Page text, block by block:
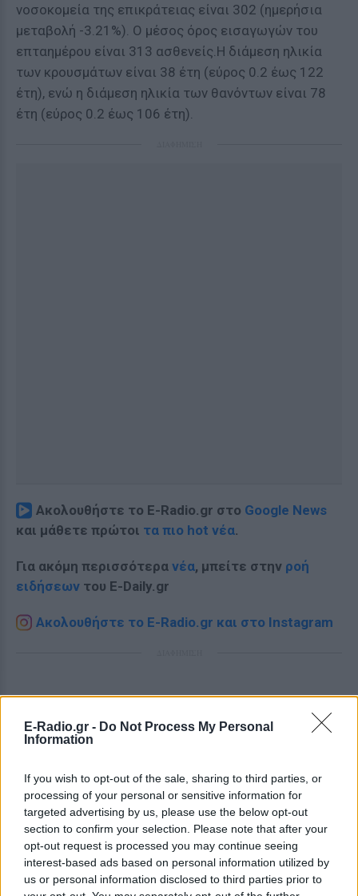
E-Radio.gr - Do Not Process My Personal
Information
If you wish to opt-out of the sale, sharing to third parties, or
processing of your personal or sensitive information for
targeted advertising by us, please use the below opt-out
section to confirm your selection. Please note that after your
opt-out request is processed you may continue seeing
interest-based ads based on personal information utilized by
us or personal information disclosed to third parties prior to
νοσοκομεία της επικράτειας είναι 302 (ημερήσια
μεταβολή -3.21%). Ο μέσος όρος εισαγωγών του
επταημέρου είναι 313 ασθενείς.Η διάμεση ηλικία
των κρουσμάτων είναι 38 έτη (εύρος 0.2 έως 122
έτη), ενώ η διάμεση ηλικία των θανόντων είναι 78
έτη (εύρος 0.2 έως 106 έτη).
Ακολουθήστε το E-Radio.gr στο Google News
και μάθετε πρώτοι τα πιο hot νέα.
Για ακόμη περισσότερα νέα, μπείτε στην ροή
ειδήσεων του E-Daily.gr
Ακολουθήστε το E-Radio.gr και στο Instagram